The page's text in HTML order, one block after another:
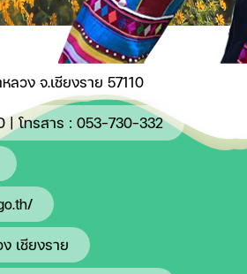
วง จ.เชียงราย 57110
| โทรสาร : 053-730-332
เชียงราย